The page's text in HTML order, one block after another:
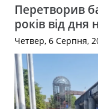
Перетворив
років від
Четвер, 6 Серпня,